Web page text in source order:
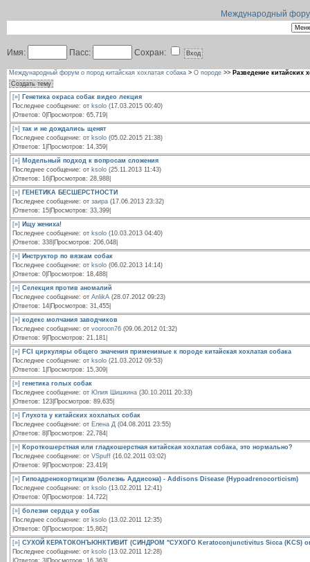
Международный
Имя: Пасс: Сохран:
Международный форум о пород китайская хохлатая собака > О породе >> Разведение китайских
Создать тему
[»]
Генетика окраса собак видео лекция
Последнее сообщение: от ksolo (17.03.2015 00:40)
|Ответов: 0|Просмотров: 65,719|
[»] так и не дождались щенят
Последнее сообщение: от ksolo (05.02.2015 21:38)
|Ответов: 1|Просмотров: 14,359|
[»] Модельный подход к вопросам сложения
Последнее сообщение: от ksolo (25.11.2013 11:43)
|Ответов: 16|Просмотров: 28,988|
[»]
ГЕНЕТИКА БЕСШЕРСТНОСТИ
Последнее сообщение: от заира (17.06.2013 23:32)
|Ответов: 15|Просмотров: 33,399|
[»] Ищу жениха!
Последнее сообщение: от ksolo (10.03.2013 04:40)
|Ответов: 338|Просмотров: 206,048|
[»] Инструктор по вязкам собак
Последнее сообщение: от ksolo (06.02.2013 14:14)
|Ответов: 0|Просмотров: 18,488|
[»] Селекция против аномалий
Последнее сообщение: от AnlikA (28.07.2012 09:23)
|Ответов: 14|Просмотров: 31,455|
[»] кодекс молчания заводчиков
Последнее сообщение: от vooroon76 (09.06.2012 01:32)
|Ответов: 9|Просмотров: 21,181|
[»]
FCI циркуляры общего значения применимые к породе китайская хохлатая собака
Последнее сообщение: от ksolo (21.03.2012 09:53)
|Ответов: 1|Просмотров: 15,309|
[»] генетика голых собак
Последнее сообщение: от Юлия Шишкина (30.10.2011 20:33)
|Ответов: 123|Просмотров: 89,635|
[»]
Глухота у китайских хохлатых собак
Последнее сообщение: от Елена Д (04.08.2011 23:55)
|Ответов: 8|Просмотров: 22,784|
[»]
Короткошерстная или гладкошерстная китайская хохлатая собака, это нормально?
Последнее сообщение: от VSpuff (16.02.2011 03:02)
|Ответов: 9|Просмотров: 23,419|
[»]
Гипоадренокортицизм (болезнь Аддисона) - Addisons Disease (Hypoadrenocorticism)
Последнее сообщение: от ksolo (13.02.2011 12:41)
|Ответов: 0|Просмотров: 14,722|
[»] болезни сердца у собак
Последнее сообщение: от ksolo (13.02.2011 12:35)
|Ответов: 0|Просмотров: 15,862|
[»] СУХОЙ КЕРАТОКОНЪЮНКТИВИТ (СИНДРОМ "СУХОГО Keratoconjunctivitus Sicca (KCS) or
Последнее сообщение: от ksolo (13.02.2011 12:28)
|Ответов: 3|Просмотров: 16,363|